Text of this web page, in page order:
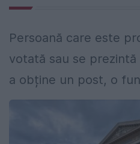
Evenimentul
Zilei
Persoană care este
votată sau se
a obține un post, o